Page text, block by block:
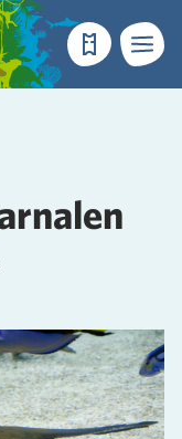
TicketsMenu